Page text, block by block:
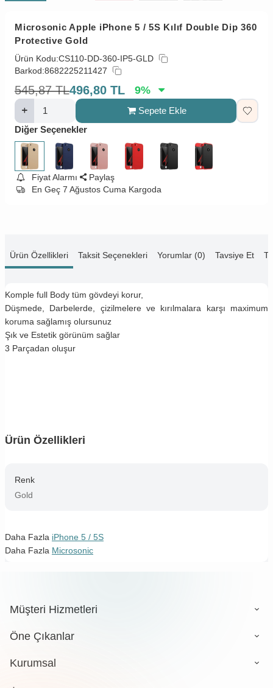
Microsonic Apple iPhone 5 / 5S Kılıf Double Dip 360
Protective Gold
Ürün Kodu:CS110-DD-360-IP5-GLD
Barkod:8682225211427
545,87 TL496,80 TL 9%
Sepete Ekle
Diğer Seçenekler
Fiyat Alarmı
Paylaş
En Geç 7 Ağustos Cuma Kargoda
Ürün Özellikleri Taksit Seçenekleri Yorumlar (0) Tavsiye Et
Komple full Body tüm gövdeyi korur,
Düşmede, Darbelerde, çizilmelere ve kırılmalara karşı maximum
koruma sağlamış olursunuz
Şık ve Estetik görünüm sağlar
3 Parçadan oluşur
Ürün Özellikleri
Renk
Gold
Daha Fazla iPhone 5 / 5S
Daha Fazla Microsonic
Müşteri Hizmetleri
Öne Çıkanlar
Kurumsal